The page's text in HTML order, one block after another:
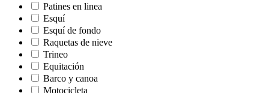
Patines en linea
Esquí
Esquí de fondo
Raquetas de nieve
Trineo
Equitación
Barco y canoa
Motocicleta